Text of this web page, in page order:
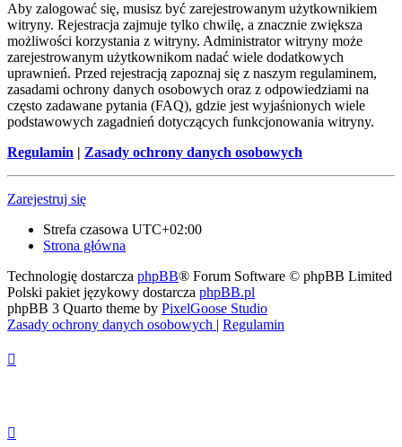
Aby zalogować się, musisz być zarejestrowanym użytkownikiem
witryny. Rejestracja zajmuje tylko chwilę, a znacznie zwiększa
możliwości korzystania z witryny. Administrator witryny może
zarejestrowanym użytkownikom nadać wiele dodatkowych
uprawnień. Przed rejestracją zapoznaj się z naszym regulaminem,
zasadami ochrony danych osobowych oraz z odpowiedziami na
często zadawane pytania (FAQ), gdzie jest wyjaśnionych wiele
podstawowych zagadnień dotyczących funkcjonowania witryny.
Regulamin | Zasady ochrony danych osobowych
Zarejestruj się
Strefa czasowa UTC+02:00
Strona główna
Technologię dostarcza phpBB® Forum Software © phpBB Limited
Polski pakiet językowy dostarcza phpBB.pl
phpBB 3 Quarto theme by PixelGoose Studio
Zasady ochrony danych osobowych | Regulamin